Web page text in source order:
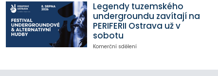
Legendy tuzemského
undergroundu zavítají na
PERIFERII Ostrava už v
sobotu
Komerční sdělení